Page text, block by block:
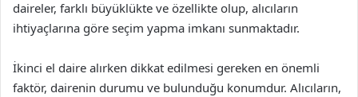
daireler, farklı büyüklükte ve özellikte olup, alıcıların
ihtiyaçlarına göre seçim yapma imkanı sunmaktadır.
İkinci el daire alırken dikkat edilmesi gereken en önemli
faktör, dairenin durumu ve bulunduğu konumdur. Alıcıların,